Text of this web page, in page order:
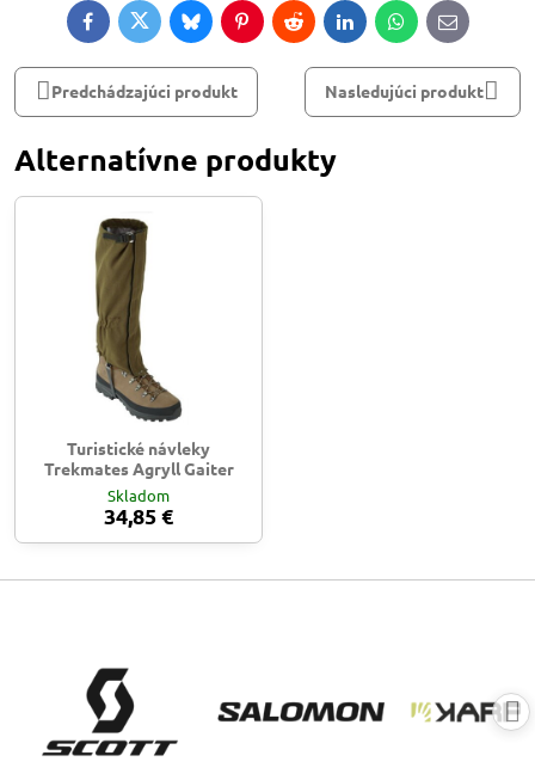
FacebookTwitterBlueskyPinterestRedditLinkedInWhatsApp
E-
mail
Predchádzajúci produkt Nasledujúci produkt
Alternatívne produkty
Turistické návleky
Trekmates Agryll Gaiter
Skladom
34,85 €